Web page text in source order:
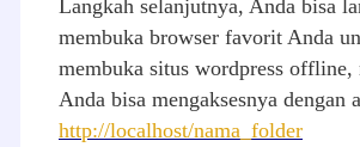
Langkah selanjutnya, Anda bisa
membuka browser favorit Anda
membuka situs wordpress offline,
Anda bisa mengaksesnya dengan
http://localhost/nama_folder